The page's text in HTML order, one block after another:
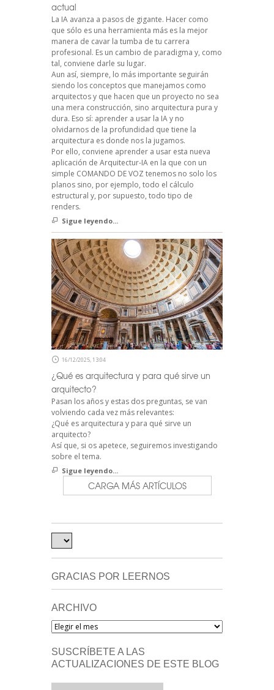
actual
La IA avanza a pasos de gigante. Hacer como
que sólo es una herramienta más es la mejor
manera de cavar la tumba de tu carrera
profesional. Es un cambio de paradigma y, como
tal, conviene darle su lugar.
Aun así, siempre, lo más importante seguirán
siendo los conceptos que manejamos como
arquitectos y que hacen que un proyecto no sea
una mera construcción, sino arquitectura pura y
dura. Eso sí: aprender a usar la IA y no
olvidarnos de la profundidad que tiene la
arquitectura es donde nos la jugamos.
Por ello, conviene aprender a usar esta nueva
aplicación de Arquitectur-IA en la que con un
simple COMANDO DE VOZ tenemos no solo los
planos sino, por ejemplo, todo el cálculo
estructural y, por supuesto, todo tipo de
renders.
Sigue leyendo...
16/12/2025, 13:04
¿Qué es arquitectura y para qué sirve un
arquitecto?
Pasan los años y estas dos preguntas, se van
volviendo cada vez más relevantes:
¿Qué es arquitectura y para qué sirve un
arquitecto?
Así que, si os apetece, seguiremos investigando
sobre el tema.
Sigue leyendo...
CARGA MÁS ARTÍCULOS
GRACIAS POR LEERNOS
ARCHIVO
Archivo
SUSCRÍBETE A LAS
ACTUALIZACIONES DE ESTE BLOG